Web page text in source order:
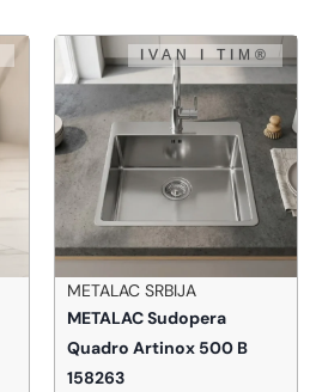
METALAC SRBIJA
METALAC Sudopera
Quadro Artinox 500 B
158263